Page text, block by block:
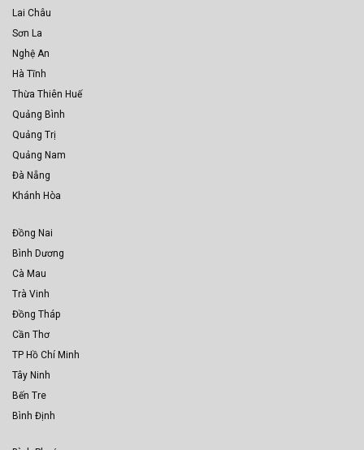
Lai Châu
Sơn La
Nghệ An
Hà Tĩnh
Thừa Thiên Huế
Quảng Bình
Quảng Trị
Quảng Nam
Đà Nẵng
Khánh Hòa
Đồng Nai
Bình Dương
Cà Mau
Trà Vinh
Đồng Tháp
Cần Thơ
TP Hồ Chí Minh
Tây Ninh
Bến Tre
Bình Định